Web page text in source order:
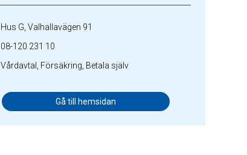
Hus G, Valhallavägen 91
08-120 231 10
Vårdavtal, Försäkring, Betala själv
Gå till hemsidan